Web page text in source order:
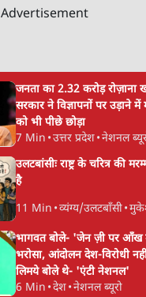
Advertisement
जनता का 2.32 करोड़ रोज़ाना
सरकार ने विज्ञापनों पर उड़ाने में
को भी पीछे छोड़ा
7 Min •उत्तर प्रदेश•नेशनल
उलटबांसीः राष्ट्र के चरित्र की
है
11 Min •व्यंग्य/उलटबाँसी•
भागवत बोले- 'जेन ज़ी पर आँख
भरोसा, आंदोलन देश-विरोधी
लिमये बोले थे- 'एंटी नेशनल'
6 Min •देश•नेशनल ब्यूरो